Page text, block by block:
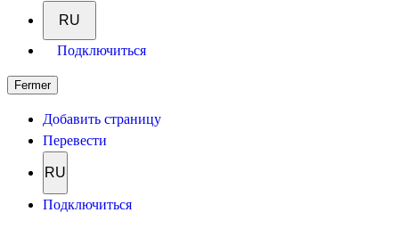
RU
Подключиться
Fermer
Добавить страницу
Перевести
RU
Подключиться